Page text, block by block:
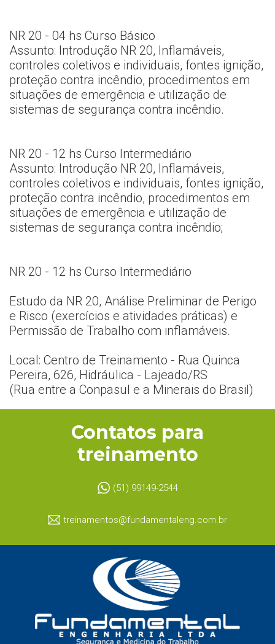
NR 20 - 04 hs Curso Básico
Assunto: Introdução NR 20, Inflamáveis,
controles coletivos e individuais, fontes ignição,
proteção contra incêndio, procedimentos em
situações de emergência e utilização de
sistemas de segurança contra incêndio.
NR 20 - 12 hs Curso Intermediário
Assunto: Introdução NR 20, Inflamáveis,
controles coletivos e individuais, fontes ignição,
proteção contra incêndio, procedimentos em
situações de emergência e utilização de
sistemas de segurança contra incêndio;
NR 20 - 12 hs Curso Intermediário
Estudo da NR 20, Análise Preliminar de Perigo
e Risco (exercícios e atividades práticas) e
Permissão de Trabalho com inflamáveis.
Local: Centro de Treinamento - Rua Quinca
Pereira, 626, Hidráulica - Lajeado/RS
(Rua entre a Conpasul e a Minerais do Brasil)
Contatos para
treinamento
(51) 99149-2544
treinamentos@fundamentaleng.com.br